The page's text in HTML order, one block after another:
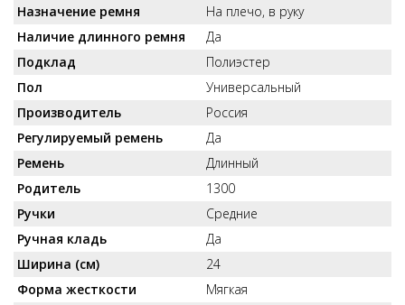
Назначение ремня
На плечо, в руку
Наличие длинного ремня
Да
Подклад
Полиэстер
Пол
Универсальный
Производитель
Россия
Регулируемый ремень
Да
Ремень
Длинный
Родитель
1300
Ручки
Средние
Ручная кладь
Да
Ширина (см)
24
Форма жесткости
Мягкая